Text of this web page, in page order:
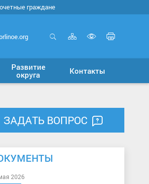
граждане
Карта
сайта
версию
для
Развитие
округа
Контакты
ЗАДАТЬ ВОПРОС
2026